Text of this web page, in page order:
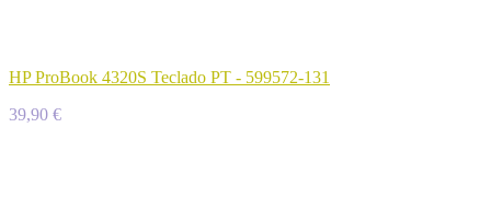
HP ProBook 4320S Teclado PT - 599572-131
39,90 €